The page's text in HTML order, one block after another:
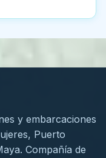
y embarcaciones
Puerto
Compañía de